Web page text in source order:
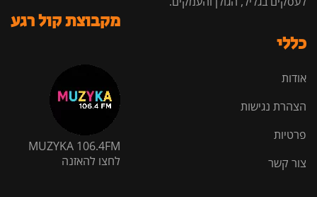
כללי
אודות
הצהרת נגישות
פרטיות
צור קשר
מקבוצת קול רגע
MUZYKA 106.4FM
לחצו להאזנה